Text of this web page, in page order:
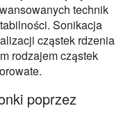
technik
Sonikacja
cząstek rdzenia
rodzajem cząstek
poprzez